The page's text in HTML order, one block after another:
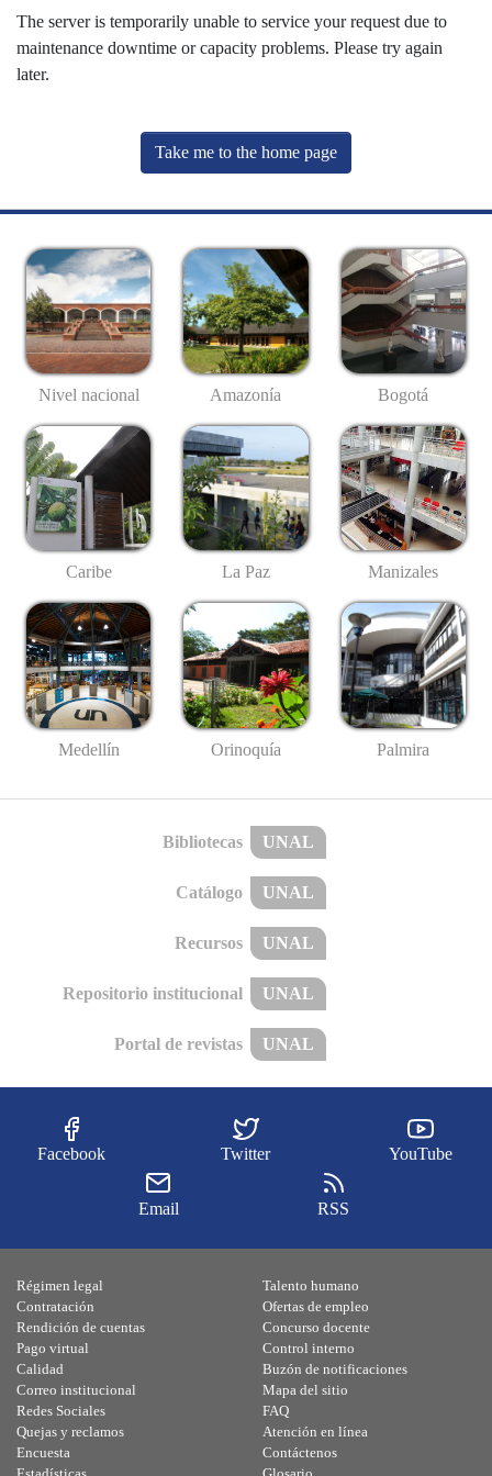
The server is temporarily unable to service your request due to
maintenance downtime or capacity problems. Please try again
later.
Take me to the home page
Nivel nacional Amazonía Bogotá
Caribe La Paz Manizales
Medellín Orinoquía Palmira
Bibliotecas UNAL
Catálogo UNAL
Recursos UNAL
Repositorio institucional UNAL
Portal de revistas UNAL
Facebook Twitter YouTube
Email RSS
Régimen legal
Contratación
Rendición de cuentas
Pago virtual
Calidad
Talento humano
Ofertas de empleo
Concurso docente
Control interno
Buzón de notificaciones
Correo institucional
Redes Sociales
Quejas y reclamos
Encuesta
Mapa del sitio
FAQ
Atención en línea
Contáctenos